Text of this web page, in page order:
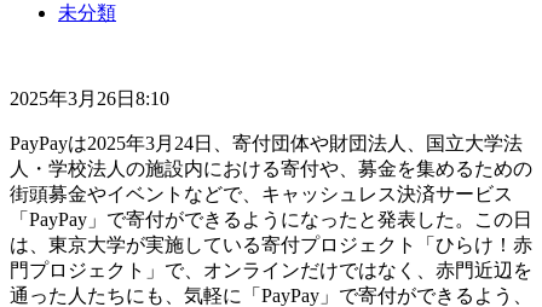
未分類
2025年3月26日8:10
PayPayは2025年3月24日、寄付団体や財団法人、国立大学法
人・学校法人の施設内における寄付や、募金を集めるための
街頭募金やイベントなどで、キャッシュレス決済サービス
「PayPay」で寄付ができるようになったと発表した。この日
は、東京大学が実施している寄付プロジェクト「ひらけ！赤
門プロジェクト」で、オンラインだけではなく、赤門近辺を
通った人たちにも、気軽に「PayPay」で寄付ができるよう、